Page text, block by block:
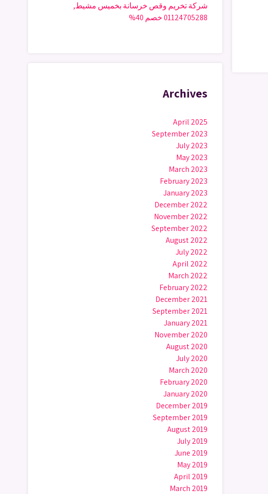
شركة تخريم وقص خرسانة بخميس مشيط,
01124705288 خصم 40%
Archives
April 2025
September 2023
July 2023
May 2023
March 2023
February 2023
January 2023
December 2022
November 2022
September 2022
August 2022
July 2022
April 2022
March 2022
February 2022
December 2021
September 2021
January 2021
November 2020
August 2020
July 2020
March 2020
February 2020
January 2020
December 2019
September 2019
August 2019
July 2019
June 2019
May 2019
April 2019
March 2019